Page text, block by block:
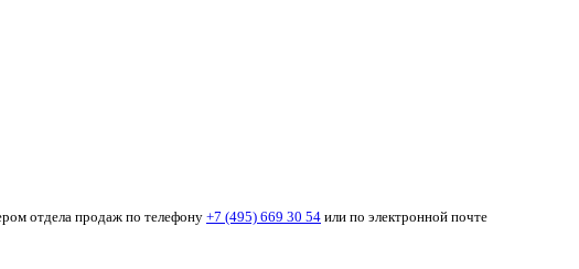
отдела продаж по телефону +7 (495) 669 30 54 или по электронной почте